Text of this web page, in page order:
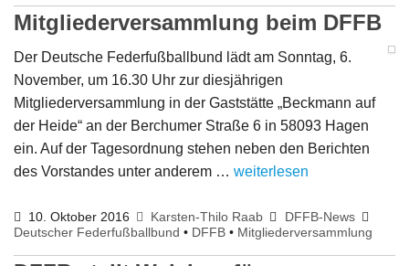
Mitgliederversammlung beim DFFB
Der Deutsche Federfußballbund lädt am Sonntag, 6.
November, um 16.30 Uhr zur diesjährigen
Mitgliederversammlung in der Gaststätte „Beckmann auf
der Heide“ an der Berchumer Straße 6 in 58093 Hagen
ein. Auf der Tagesordnung stehen neben den Berichten
des Vorstandes unter anderem … weiterlesen
10. Oktober 2016 Karsten-Thilo Raab
DFFB-News
Deutscher Federfußballbund • DFFB • Mitgliederversammlung